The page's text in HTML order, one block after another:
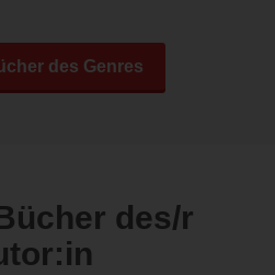
des Genres
des/r